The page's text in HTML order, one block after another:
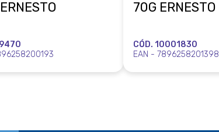
70G ERNESTO
CÓD. 10001830
EAN - 7896258201398